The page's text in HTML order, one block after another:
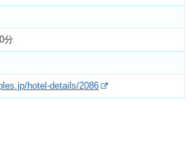
分
hotel-details/2086